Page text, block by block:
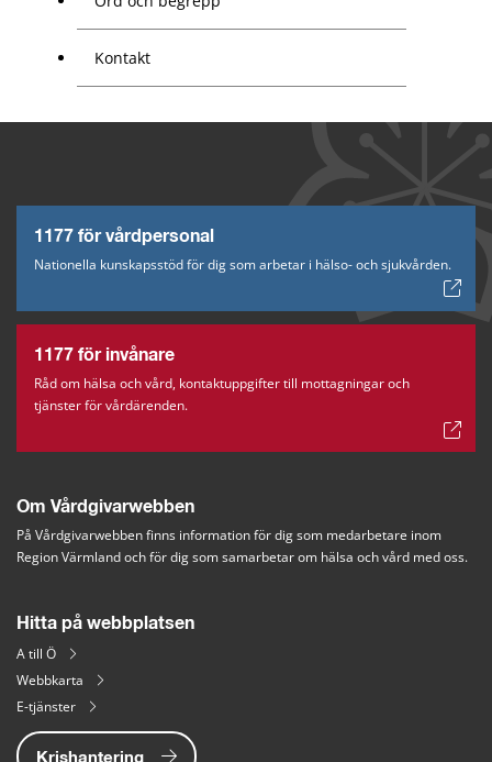
Kontakt
1177 för vårdpersonal
Nationella kunskapsstöd för dig som arbetar i hälso- och sjukvården.
1177 för invånare
Råd om hälsa och vård, kontaktuppgifter till mottagningar och
tjänster för vårdärenden.
Om Vårdgivarwebben
På Vårdgivarwebben finns information för dig som medarbetare inom
Region Värmland och för dig som samarbetar om hälsa och vård med oss.
Hitta på webbplatsen
A till Ö
Webbkarta
E-tjänster
Krishantering